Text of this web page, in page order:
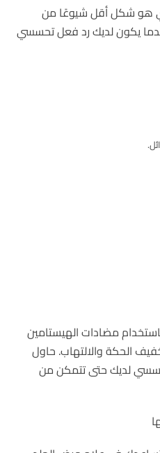
هو شكل أقل شيوعًا من
يكون لديك رد فعل تحسسي
مضادات الهيستامين
الحكة والالتهاب. حاول
لديك حتى تتمكن من